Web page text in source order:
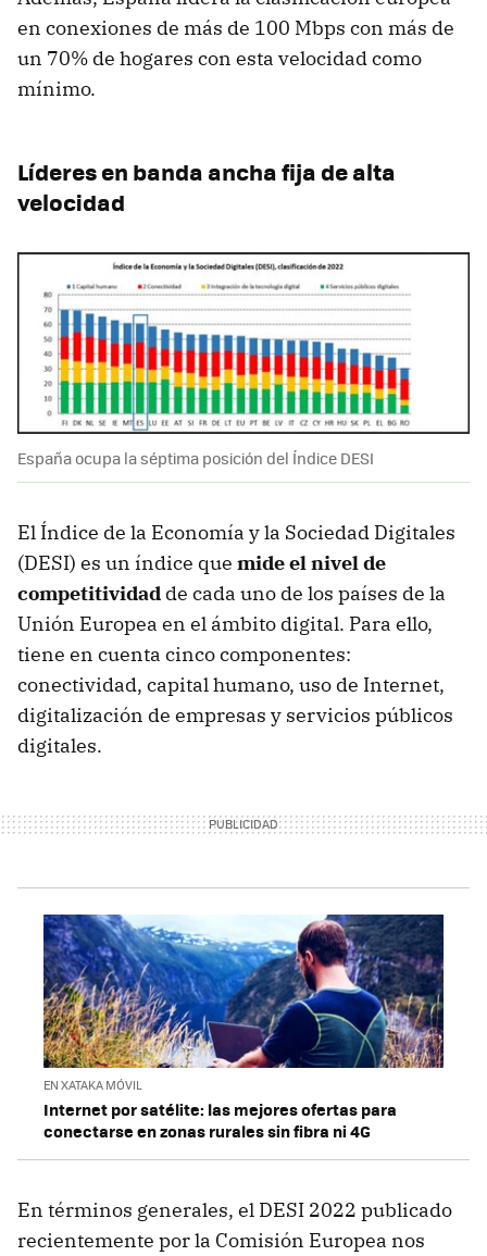
en conexiones de más de 100 Mbps con más de
un 70% de hogares con esta velocidad como
mínimo.
Líderes en banda ancha fija de alta
velocidad
España ocupa la séptima posición del Índice DESI
El Índice de la Economía y la Sociedad Digitales
(DESI) es un índice que mide el nivel de
competitividad de cada uno de los países de la
Unión Europea en el ámbito digital. Para ello,
tiene en cuenta cinco componentes:
conectividad, capital humano, uso de Internet,
digitalización de empresas y servicios públicos
digitales.
EN XATAKA MÓVIL
Internet por satélite: las mejores ofertas para
conectarse en zonas rurales sin fibra ni 4G
En términos generales, el DESI 2022 publicado
recientemente por la Comisión Europea nos